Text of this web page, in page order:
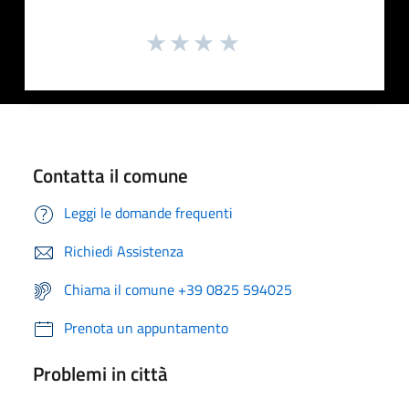
Contatta il comune
Leggi le domande frequenti
Richiedi Assistenza
Chiama il comune +39 0825 594025
Prenota un appuntamento
Problemi in città